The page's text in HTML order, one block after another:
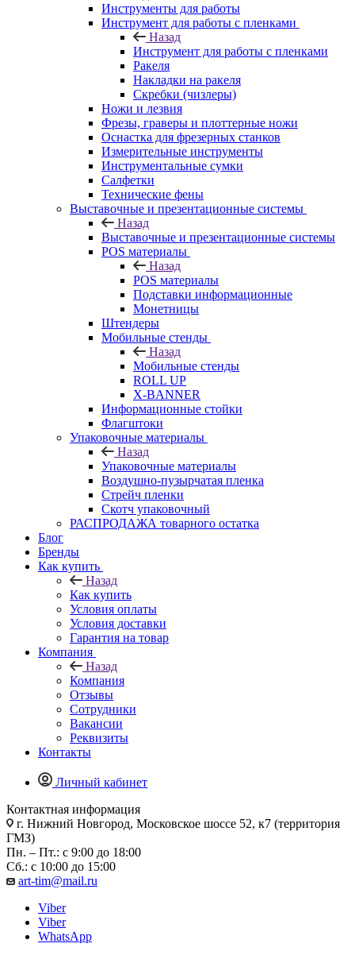
Инструменты для работы
Инструмент для работы с пленками
Назад
Инструмент для работы с пленками
Ракеля
Накладки на ракеля
Скребки (чизлеры)
Ножи и лезвия
Фрезы, граверы и плоттерные ножи
Оснастка для фрезерных станков
Измерительные инструменты
Инструментальные сумки
Салфетки
Технические фены
Выставочные и презентационные системы
Назад
Выставочные и презентационные системы
POS материалы
Назад
POS материалы
Подставки информационные
Монетницы
Штендеры
Мобильные стенды
Назад
Мобильные стенды
ROLL UP
X-BANNER
Информационные стойки
Флагштоки
Упаковочные материалы
Назад
Упаковочные материалы
Воздушно-пузырчатая пленка
Стрейч пленки
Скотч упаковочный
РАСПРОДАЖА товарного остатка
Блог
Бренды
Как купить
Назад
Как купить
Условия оплаты
Условия доставки
Гарантия на товар
Компания
Назад
Компания
Отзывы
Сотрудники
Вакансии
Реквизиты
Контакты
Личный кабинет
Контактная информация
г. Нижний Новгород, Московское шоссе 52, к7 (территория
ГМЗ)
Пн. – Пт.: с 9:00 до 18:00
Сб.: с 10:00 до 15:00
art-tim@mail.ru
Viber
Viber
WhatsApp